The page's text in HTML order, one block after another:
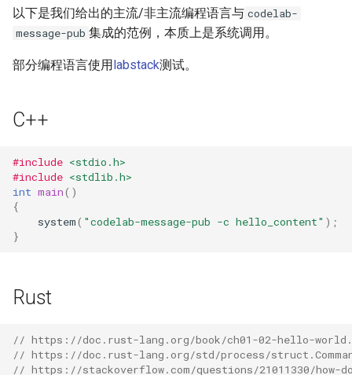
Clojure
Scala
Groovy
Fortran
C#
Pascal
Calypso
physical blocks 1.0
physical blocks 2.0
json
imageData
iot
leap motion
以下是我们给出的主流/非主流编程语言与 codelab-
message-pub 集成的范例，本质上是系统调用。
部分编程语言使用labstack测试。
C++
#include <stdio.h>
#include <stdlib.h>
int main()
{
system( "codelab-message-pub -c hello_content" );
}
Rust
// https://doc.rust-lang.org/book/ch01-02-hello-
// https://doc.rust-lang.org/std/process/
// https://stackoverflow.com/questions/21011330/how-